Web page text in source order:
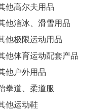
他高尔夫用品
他溜冰、滑雪用品
他极限运动用品
他体育运动配套产品
他户外用品
拳道、柔道服
他运动鞋